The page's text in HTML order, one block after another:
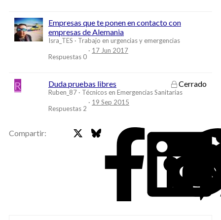
Empresas que te ponen en contacto con
empresas de Alemania
Isra_TES Trabajo en urgencias y emergencias
Respuestas 0
17 Jun 2017
R Cerrado
Duda pruebas libres
Ruben_87 Técnicos en Emergencias Sanitarias
Respuestas 2
19 Sep 2015
Compartir: Bluesky